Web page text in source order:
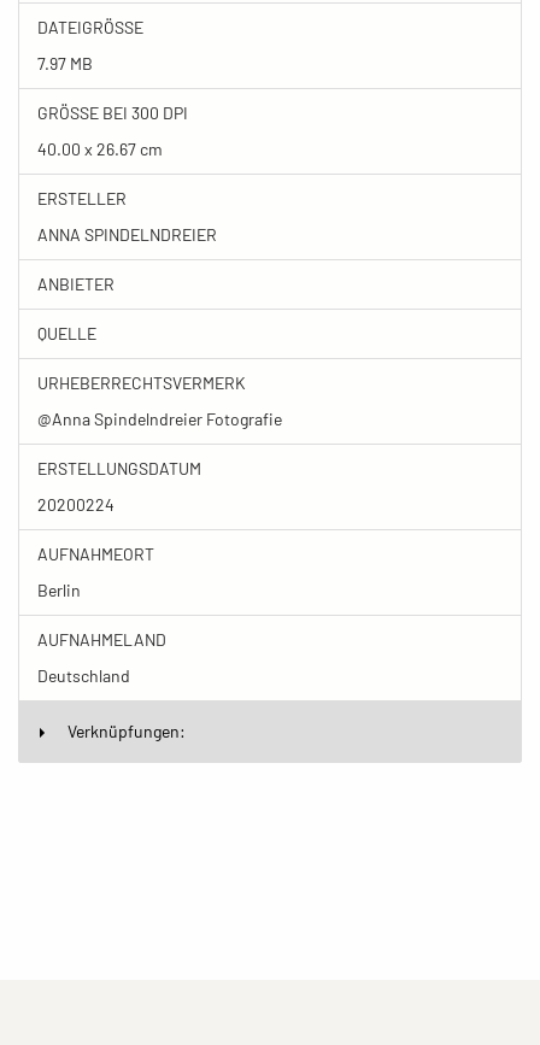
DATEIGRÖSSE
7.97 MB
GRÖSSE BEI 300 DPI
40.00 x 26.67 cm
ERSTELLER
ANNA SPINDELNDREIER
ANBIETER
QUELLE
URHEBERRECHTSVERMERK
@Anna Spindelndreier Fotografie
ERSTELLUNGSDATUM
20200224
AUFNAHMEORT
Berlin
AUFNAHMELAND
Deutschland
Verknüpfungen: